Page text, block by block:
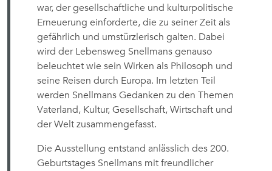
war, der gesellschaftliche und kulturpolitische
Erneuerung einforderte, die zu seiner Zeit als
gefährlich und umstürzlerisch galten. Dabei
wird der Lebensweg Snellmans genauso
beleuchtet wie sein Wirken als Philosoph und
seine Reisen durch Europa. Im letzten Teil
werden Snellmans Gedanken zu den Themen
Vaterland, Kultur, Gesellschaft, Wirtschaft und
der Welt zusammengefasst.
Die Ausstellung entstand anlässlich des 200.
Geburtstages Snellmans mit freundlicher